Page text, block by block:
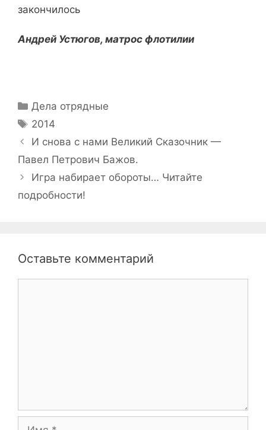
закончилось
Андрей Устюгов, матрос флотилии
Рубрики
Дела отрядные
Метки
2014
Навигация
записи
И снова с нами Великий Сказочник —
Павел Петрович Бажов.
Игра набирает обороты… Читайте
подробности!
Оставьте комментарий